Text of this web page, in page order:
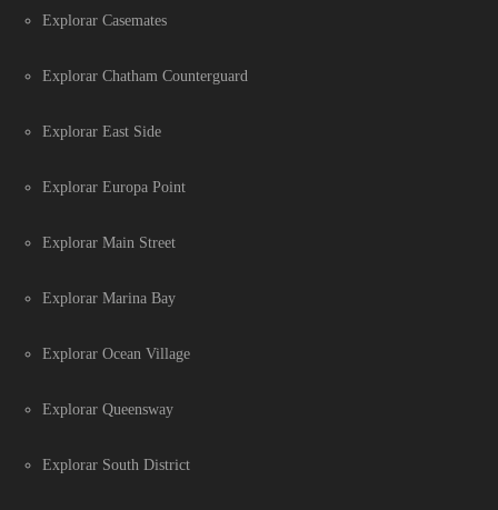
Explorar Casemates
Explorar Chatham Counterguard
Explorar East Side
Explorar Europa Point
Explorar Main Street
Explorar Marina Bay
Explorar Ocean Village
Explorar Queensway
Explorar South District